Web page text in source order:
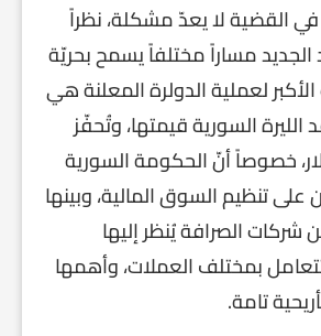
في القضية لا يعدّ مشكلة، نظراً
الجديد مساراً مختلفاً يسمح بحريّة
الأكبر لعملية الدولرة المعلنة هي
الليرة السورية قيمتها، وتُحفّز
خصوصاً أنّ الحكومة السورية
على تنظيم السوق المالية، وبينها
الصرافة يُنظر إليها
بمختلف العملات، وأهمها
تامة.